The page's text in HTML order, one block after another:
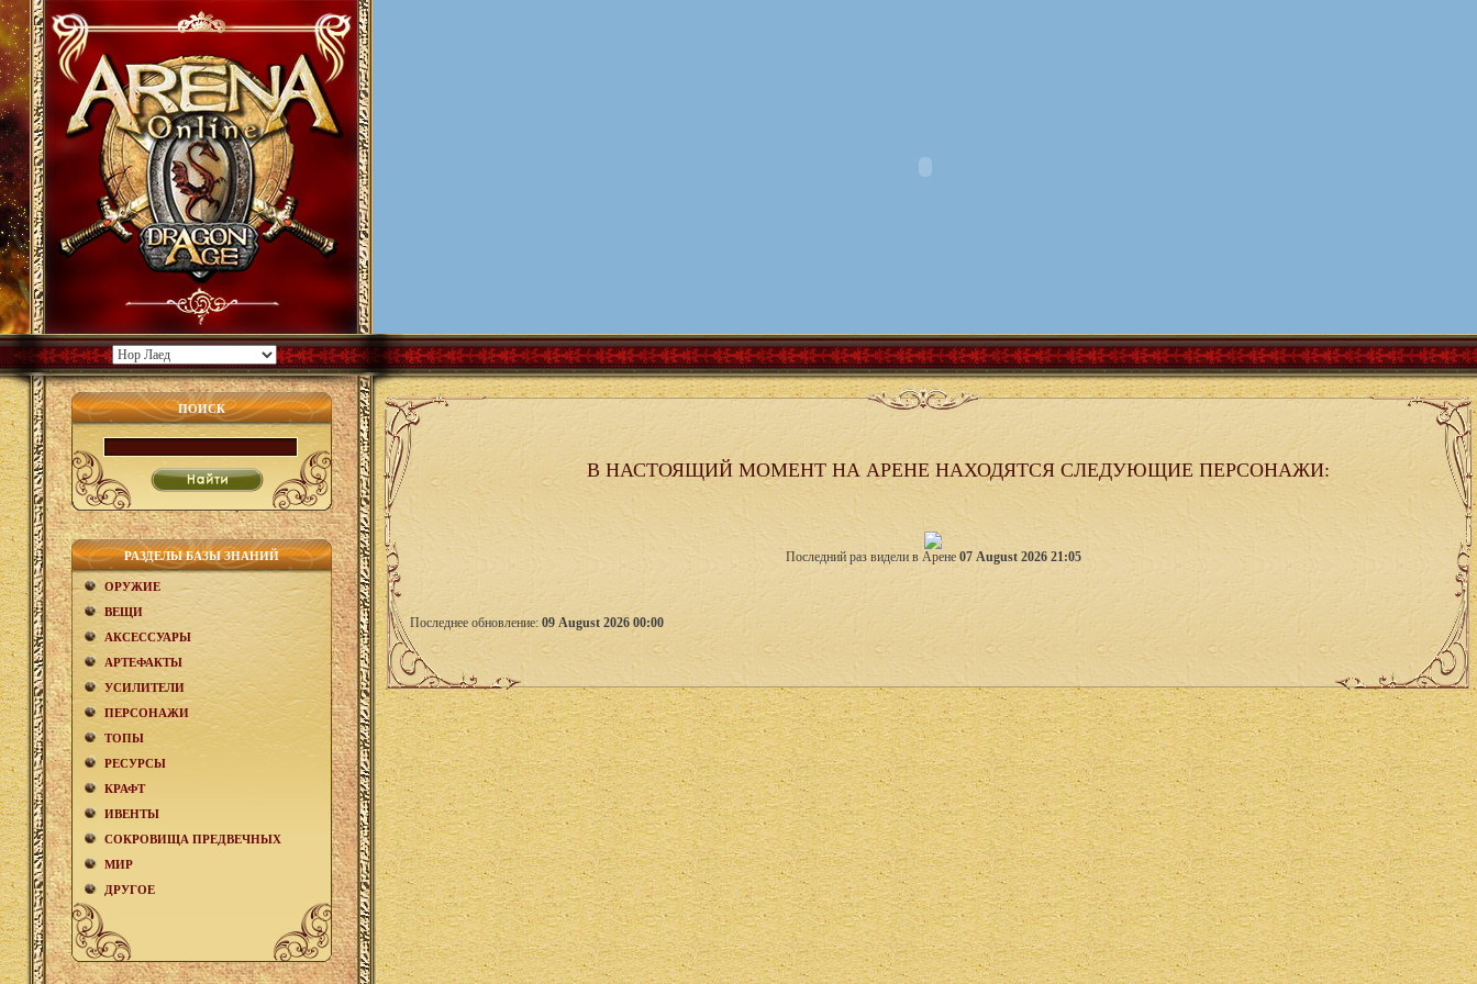
ПОИСК
РАЗДЕЛЫ БАЗЫ ЗНАНИЙ
ОРУЖИЕ
ВЕЩИ
АКCЕСCУАРЫ
АРТЕФАКТЫ
УСИЛИТЕЛИ
ПЕРСОНАЖИ
ТОПЫ
РЕСУРСЫ
КРАФТ
ИВЕНТЫ
СОКРОВИЩА ПРЕДВЕЧНЫХ
МИР
ДРУГОЕ
В НАСТОЯЩИЙ МОМЕНТ НА АРЕНЕ НАХОДЯТСЯ СЛЕДУЮЩИЕ ПЕРСОНАЖИ:
Последний раз видели в Арене 07 August 2026 21:05
Последнее обновление: 09 August 2026 00:00